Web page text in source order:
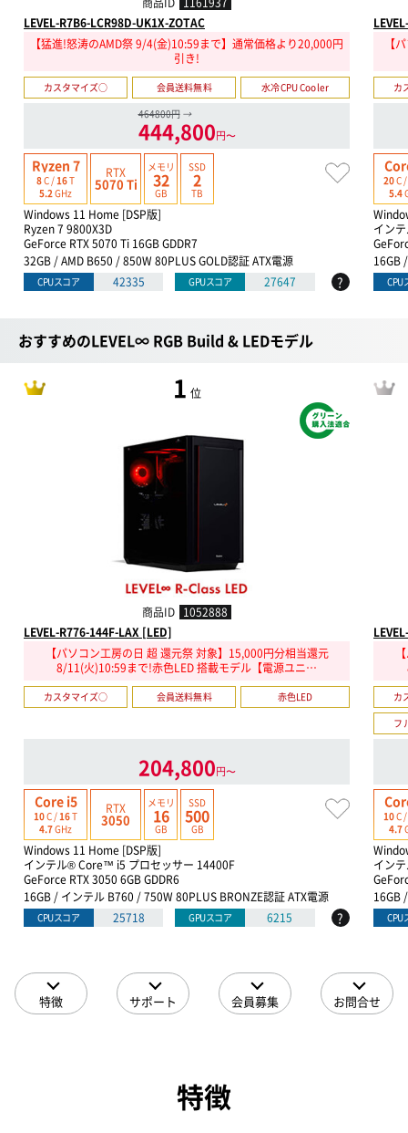
LEVEL-R7B6-LCR98D-UK1X-ZOTAC
【猛進!怒涛のAMD祭 9/4(金)10:59まで】通常価格より20,000円
引き!
カスタマイズ○ 会員送料無料
水冷CPU Cooler
464800円 →
444,800円〜
Ryzen 7
8C /16T
5.2GHz
RTX
5070 Ti
メモリ
32
GB
SSD
2
TB
Windows 11 Home [DSP版]
Ryzen 7 9800X3D
GeForce RTX 5070 Ti 16GB GDDR7
32GB / AMD B650 / 850W 80PLUS GOLD認証 ATX電源
CPUスコア 42335 GPUスコア 27647 ?
【
カ
20C /
5.4
イン
16GB
CPU
おすすめのLEVEL∞ RGB Build & LEDモデル
1 位
商品ID 1052888
LEVEL-R776-144F-LAX [LED]
【パソコン工房の日 超 還元祭 対象】15,000円分相当還元
8/11(火)10:59まで!赤色LED 搭載モデル【電源ユニ…
カスタマイズ○ 会員送料無料 赤色LED
204,800円〜
Core i5
10C /16T
4.7GHz
RTX
3050
メモリ
16
GB
SSD
500
GB
Windows 11 Home [DSP版]
インテル® Core™ i5 プロセッサー 14400F
GeForce RTX 3050 6GB GDDR6
16GB / インテル B760 / 750W 80PLUS BRONZE認証 ATX電源
CPUスコア 25718 GPUスコア 6215 ?
カ
フ
10C /
4.7
イン
16GB
CPU
特徴 サポート 会員募集 お問合せ
特徴